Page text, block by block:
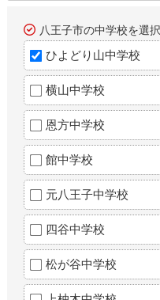
八王子市の中学校を選択
ひよどり山中学校
横山中学校
恩方中学校
館中学校
元八王子中学校
四谷中学校
松が谷中学校